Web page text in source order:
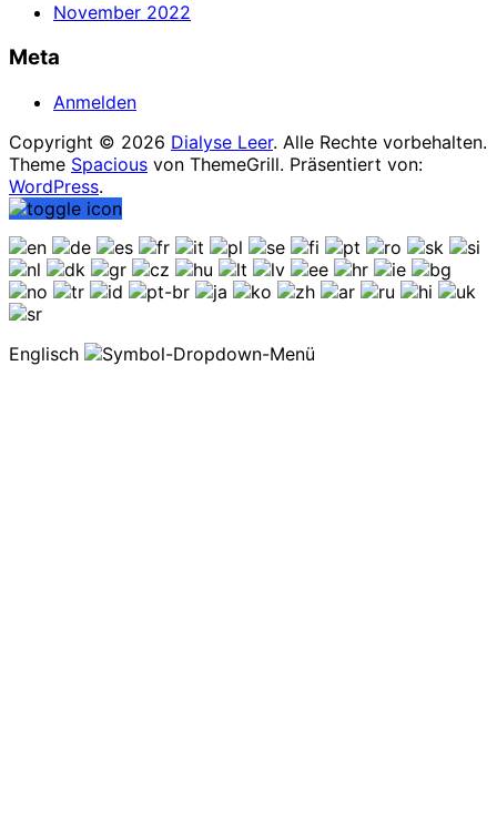
November 2022
Meta
Anmelden
Copyright © 2026 Dialyse Leer. Alle Rechte vorbehalten.
Theme Spacious von ThemeGrill. Präsentiert von:
WordPress.
Englisch